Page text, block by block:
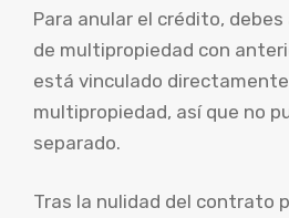
Para anular el crédito,
de multipropiedad con
está vinculado
multipropiedad, así que no
separado.
Tras la nulidad del contrato